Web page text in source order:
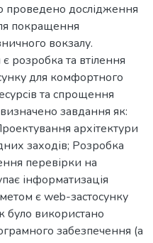
проведено дослідження
покращення
вокзалу.
розробка та втілення
для комфортного
та спрощення
завдання як:
архітектури
заходів; Розробка
перевірки на
інформатизація
є web-застосунку
було використано
забезпечення (а